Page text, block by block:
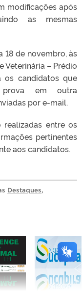
modificações após
as mesmas
18 de novembro, às
Veterinária – Prédio
os candidatos que
em outra
por e-mail.
realizadas entre os
pertinentes
aos candidatos.
Destaques,